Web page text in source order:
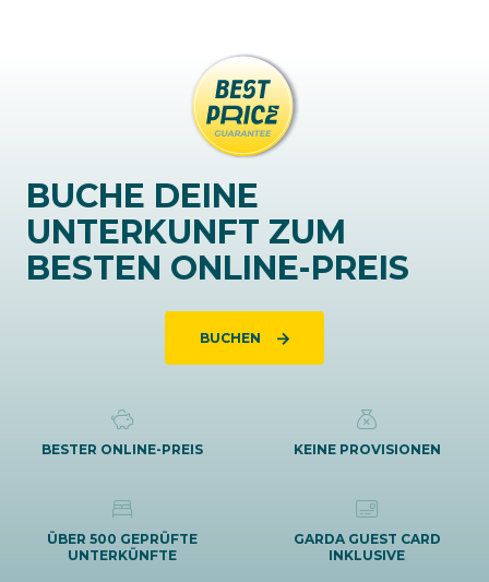
BUCHE DEINE
UNTERKUNFT ZUM
BESTEN ONLINE-PREIS
BUCHEN
BESTER ONLINE-PREIS KEINE PROVISIONEN
ÜBER 500 GEPRÜFTE
UNTERKÜNFTE
GARDA GUEST CARD
INKLUSIVE